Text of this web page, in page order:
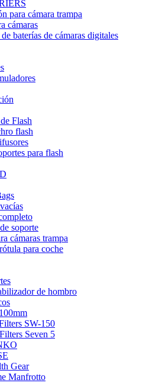
para cámara trampa
cámaras
baterías de cámaras digitales
Flash
flash
para flash
soporte
cámaras trampa
para coche
de hombro
SW-150
Seven 5
Gear
Manfrotto